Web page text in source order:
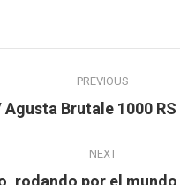
PREVIOUS
Previous
Agusta Brutale 1000 RS
NEXT
Next